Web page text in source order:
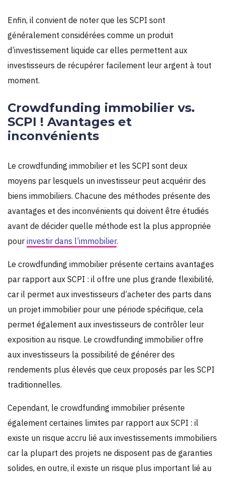
Enfin, il convient de noter que les SCPI sont
généralement considérées comme un produit
d’investissement liquide car elles permettent aux
investisseurs de récupérer facilement leur argent à tout
moment.
Crowdfunding immobilier vs.
SCPI ! Avantages et
inconvénients
Le crowdfunding immobilier et les SCPI sont deux
moyens par lesquels un investisseur peut acquérir des
biens immobiliers. Chacune des méthodes présente des
avantages et des inconvénients qui doivent être étudiés
avant de décider quelle méthode est la plus appropriée
pour investir dans l’immobilier.
Le crowdfunding immobilier présente certains avantages
par rapport aux SCPI : il offre une plus grande flexibilité,
car il permet aux investisseurs d’acheter des parts dans
un projet immobilier pour une période spécifique, cela
permet également aux investisseurs de contrôler leur
exposition au risque. Le crowdfunding immobilier offre
aux investisseurs la possibilité de générer des
rendements plus élevés que ceux proposés par les SCPI
traditionnelles.
Cependant, le crowdfunding immobilier présente
également certaines limites par rapport aux SCPI : il
existe un risque accru lié aux investissements immobiliers
car la plupart des projets ne disposent pas de garanties
solides, en outre, il existe un risque plus important lié au